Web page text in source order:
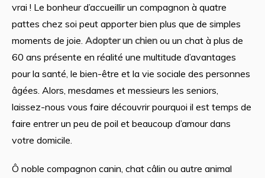
vrai ! Le bonheur d’accueillir un compagnon à quatre
pattes chez soi peut apporter bien plus que de simples
moments de joie. Adopter un chienou un chat à plus de
60 ans présente en réalité une multitude d’avantages
pour la santé, le bien-être et la vie sociale des personnes
âgées. Alors, mesdames et messieurs les seniors,
laissez-nous vous faire découvrir pourquoi il est temps de
faire entrer un peu de poil et beaucoup d’amour dans
votre domicile.
Ô noble compagnon canin, chat câlin ou autre animal